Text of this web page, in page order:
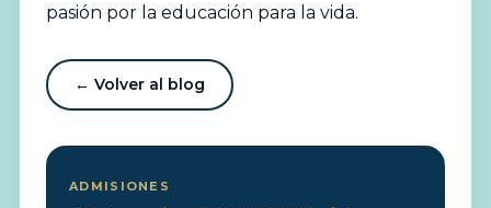
pasión por la educación para la vida.
← Volver al blog
ADMISIONES